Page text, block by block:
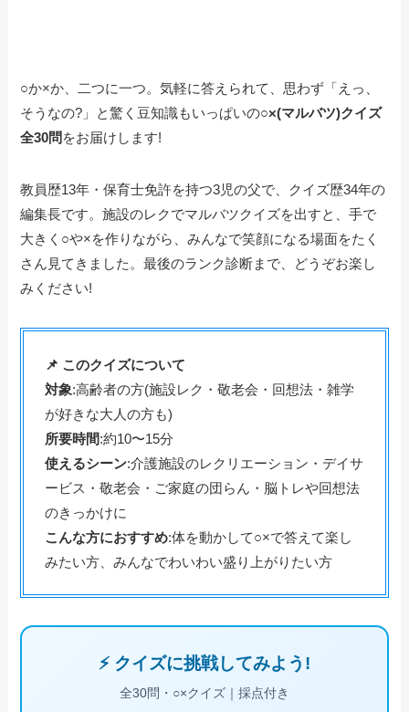
○か×か、二つに一つ。気軽に答えられて、思わず「えっ、
そうなの?」と驚く豆知識もいっぱいの○×(マルバツ)クイズ
全30問 をお届けします!
教員歴13年・保育士免許を持つ3児の父で、クイズ歴34年の
編集長です。施設のレクでマルバツクイズを出すと、手で
大きく○や×を作りながら、みんなで笑顔になる場面をたく
さん見てきました。最後のランク診断まで、どうぞお楽し
みください!
📌 このクイズについて
対象:高齢者の方(施設レク・敬老会・回想法・雑学
が好きな大人の方も)
所要時間:約10〜15分
使えるシーン:介護施設のレクリエーション・デイサ
ービス・敬老会・ご家庭の団らん・脳トレや回想法
のきっかけに
こんな方におすすめ:体を動かして○×で答えて楽し
みたい方、みんなでわいわい盛り上がりたい方